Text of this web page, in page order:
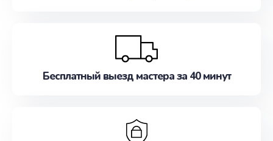
Бесплатный выезд мастера за 40 минут